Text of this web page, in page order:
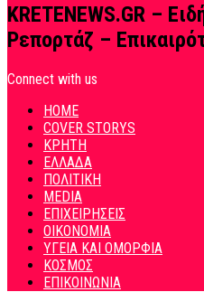
KRETENEWS.GR –
Ρεπορτάζ –
Connect with us
HOME
COVER STORYS
ΚΡΗΤΗ
ΕΛΛΑΔΑ
ΠΟΛΙΤΙΚΗ
MEDIA
ΕΠΙΧΕΙΡΗΣΕΙΣ
ΟΙΚΟΝΟΜΙΑ
ΥΓΕΙΑ ΚΑΙ ΟΜΟΡΦΙΑ
ΚΟΣΜΟΣ
ΕΠΙΚΟΙΝΩΝΙΑ